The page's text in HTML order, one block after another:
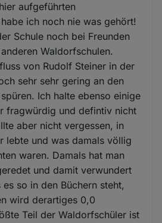
aufgeführten
ich noch nie was gehört!
Schule noch bei Freunden
Waldorfschulen.
von Rudolf Steiner in der
sehr sehr gering an den
Ich halte ebenso einige
fragwürdig und defintiv nicht
aber nicht vergessen, in
lebte und was damals völlig
waren. Damals hat man
und damit verwundert
so in den Büchern steht,
wird derartiges 0,0
Teil der Waldorfschüler ist